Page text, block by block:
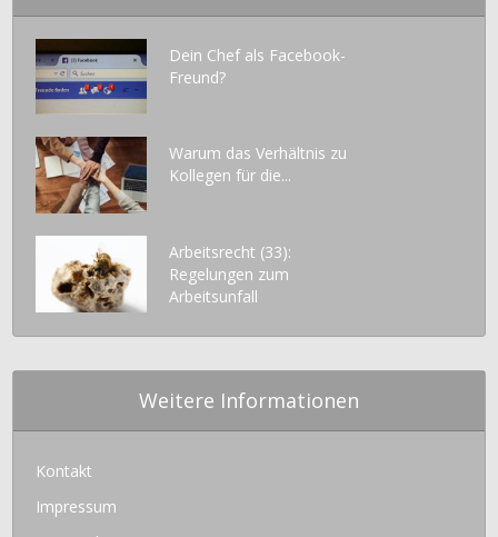
Dein Chef als Facebook-
Freund?
Warum das Verhältnis zu
Kollegen für die...
Arbeitsrecht (33):
Regelungen zum
Arbeitsunfall
Weitere Informationen
Kontakt
Impressum